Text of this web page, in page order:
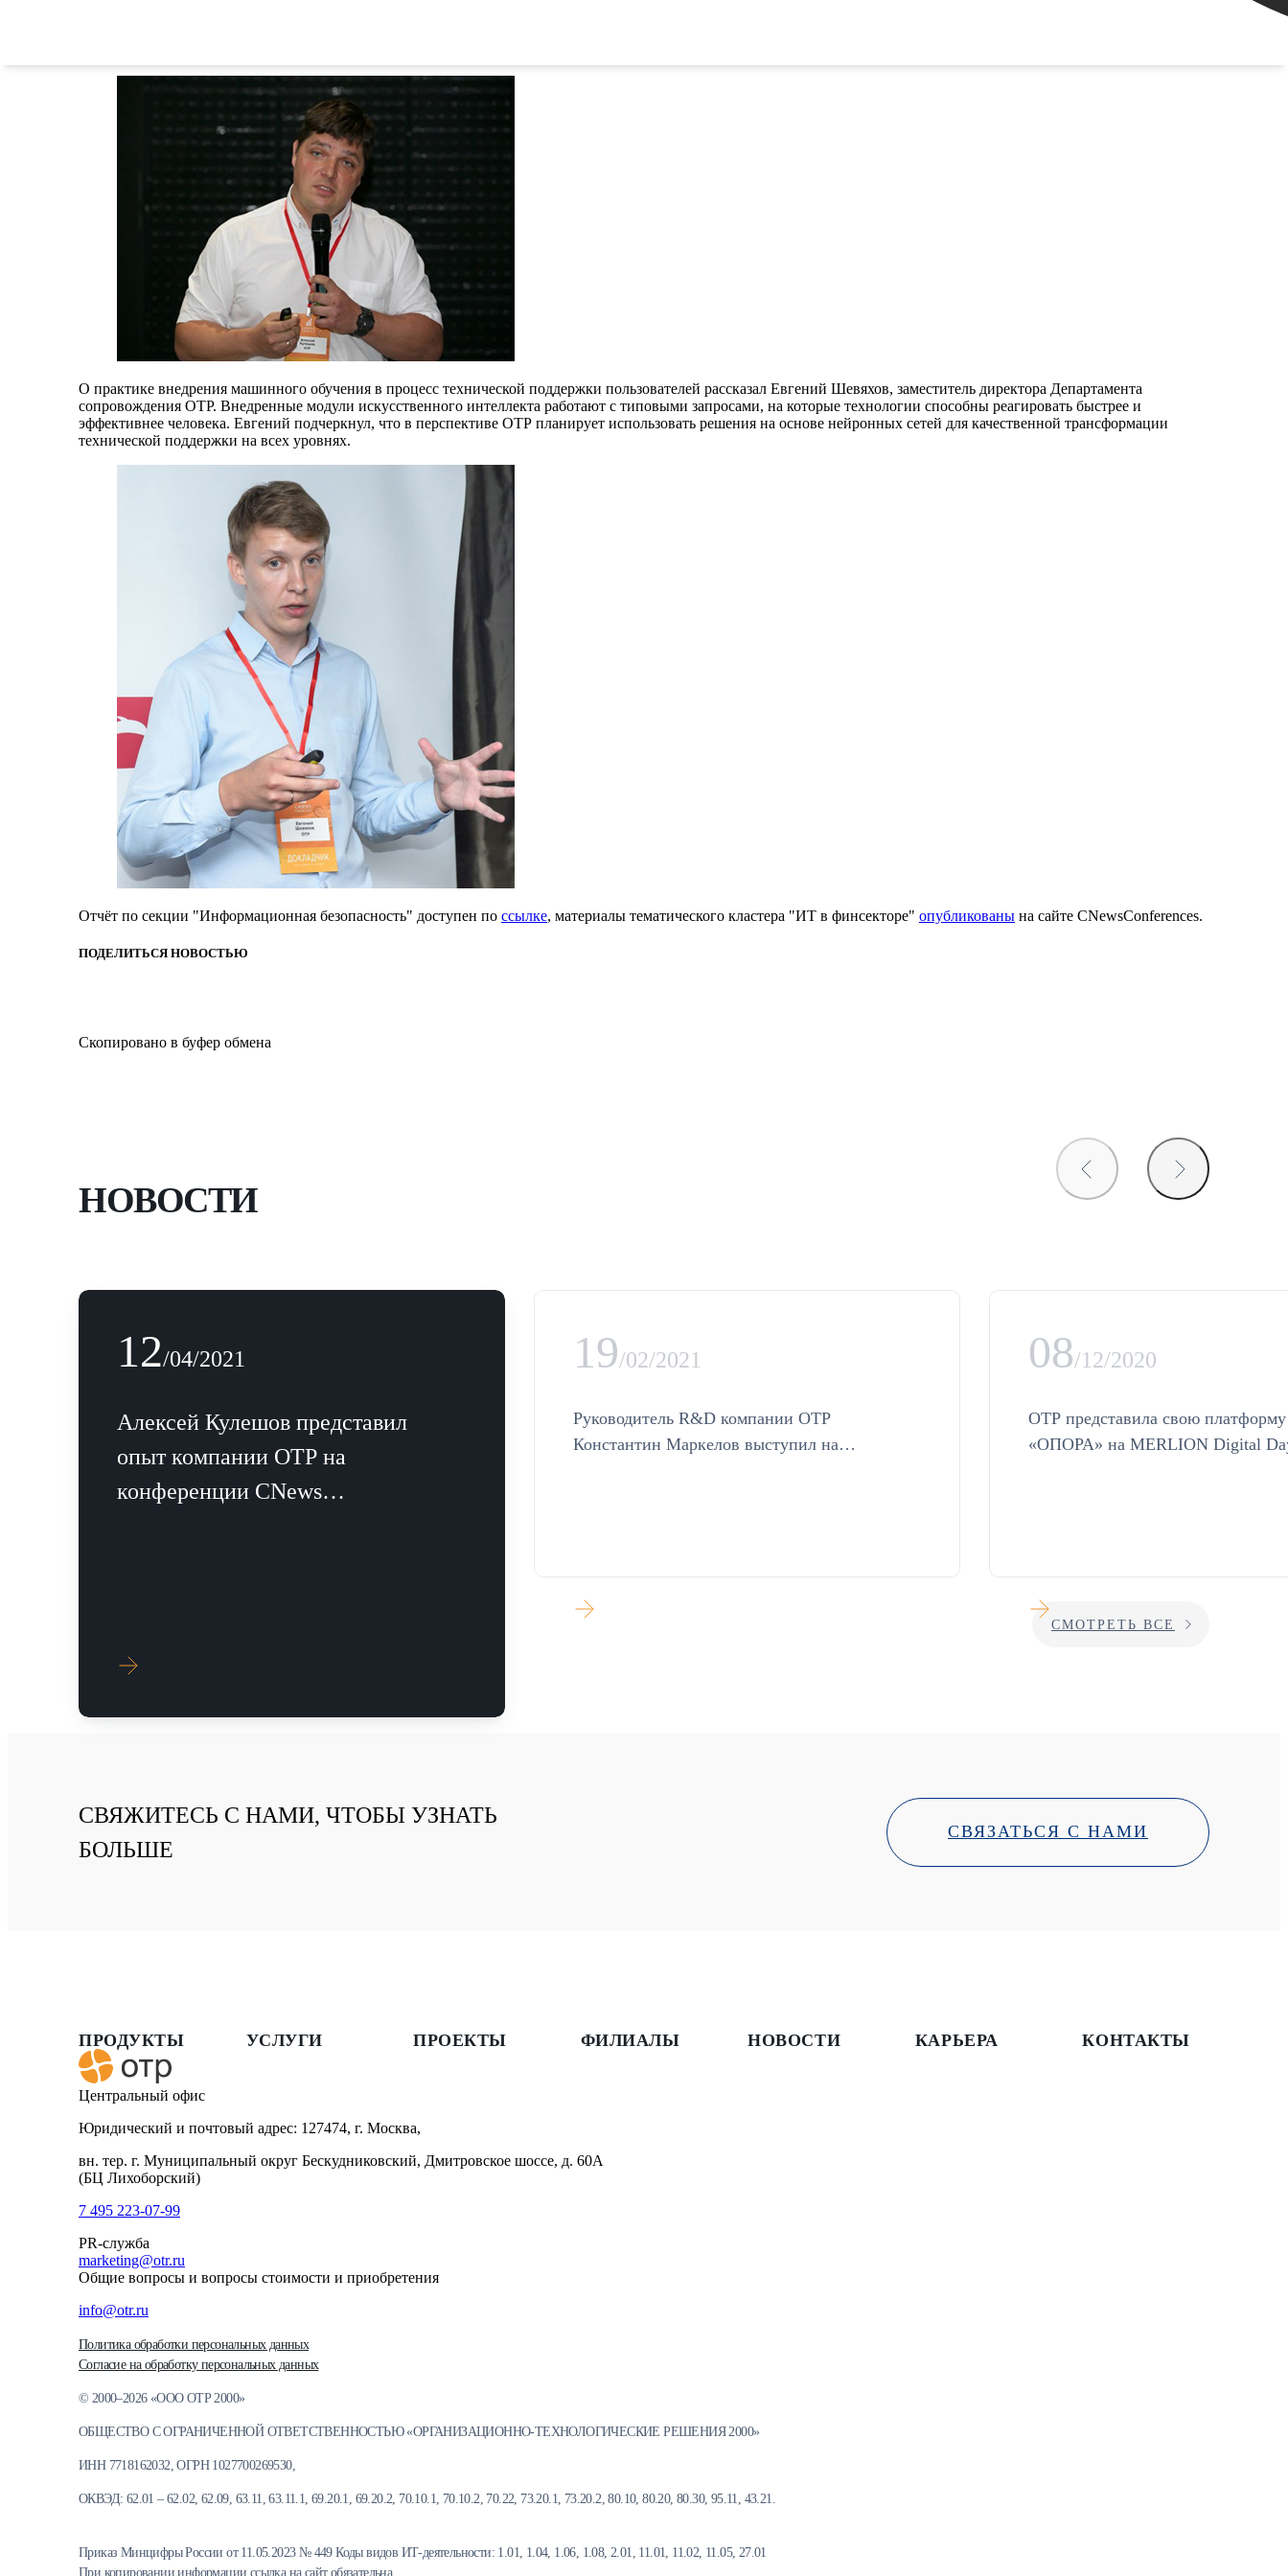
О практике внедрения машинного обучения в процесс технической поддержки пользователей рассказал Евгений Шевяхов, заместитель директора Департамента
сопровождения ОТР. Внедренные модули искусственного интеллекта работают с типовыми запросами, на которые технологии способны реагировать быстрее и
эффективнее человека. Евгений подчеркнул, что в перспективе ОТР планирует использовать решения на основе нейронных сетей для качественной трансформации
технической поддержки на всех уровнях.
Отчёт по секции "Информационная безопасность" доступен по ссылке, материалы тематического кластера "ИТ в финсекторе" опубликованы на сайте CNewsConferences.
ПОДЕЛИТЬСЯ НОВОСТЬЮ
Скопировано в буфер обмена
НОВОСТИ
12/04/2021
Алексей Кулешов представил опыт
«Импортозамещение в ИТ 2021»
19/02/2021
Руководитель R&D компании ОТР
Константин Маркелов выступил на
УЗНАТЬ БОЛЬШЕ
08/12/2020
ОТР представила свою платформу
«ОПОРА» на MERLION Digital
УЗНАТЬ БОЛЬШЕ
12/04/2021
Алексей Кулешов представил
опыт компании ОТР на
конференции CNews
УЗНАТЬ БОЛЬШЕ
СМОТРЕТЬ ВСЕ
СВЯЖИТЕСЬ С НАМИ, ЧТОБЫ УЗНАТЬ
БОЛЬШЕ
СВЯЗАТЬСЯ С НАМИ
ПРОДУКТЫ УСЛУГИ ПРОЕКТЫ ФИЛИАЛЫ НОВОСТИ КАРЬЕРА КОНТАКТЫ
Центральный офис
Юридический и почтовый адрес: 127474, г. Москва,
вн. тер. г. Муниципальный округ Бескудниковский, Дмитровское шоссе, д. 60А
(БЦ Лихоборский)
7 495 223-07-99
PR-служба
marketing@otr.ru
Общие вопросы и вопросы стоимости и приобретения
info@otr.ru
Политика обработки персональных данных
Согласие на обработку персональных данных
© 2000–2026 «ООО ОТР 2000»
ОБЩЕСТВО С ОГРАНИЧЕННОЙ ОТВЕТСТВЕННОСТЬЮ «ОРГАНИЗАЦИОННО-ТЕХНОЛОГИЧЕСКИЕ РЕШЕНИЯ 2000»
ИНН 7718162032, ОГРН 1027700269530,
ОКВЭД: 62.01 – 62.02, 62.09, 63.11, 63.11.1, 69.20.1, 69.20.2, 70.10.1, 70.10.2, 70.22, 73.20.1, 73.20.2, 80.10, 80.20, 80.30, 95.11, 43.21.
Приказ Минцифры России от 11.05.2023 № 449 Коды видов ИТ-деятельности: 1.01, 1.04, 1.06, 1.08, 2.01, 11.01, 11.02, 11.05, 27.01
При копировании информации ссылка на сайт обязательна